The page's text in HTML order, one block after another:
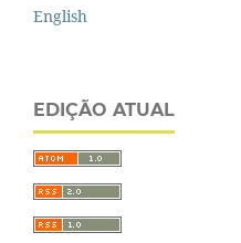
English
EDIÇÃO ATUAL